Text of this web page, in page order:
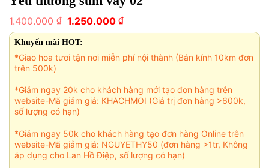
1.400.000₫ Giá
gốc
là:
1.400.000 ₫.
1.250.000 ₫Giá
hiện
1.250.000 ₫.
Khuyến mãi HOT:
*Giao hoa tươi tận nơi miễn phí nội thành (Bán kính 10km đơn
trên 500k)
*Giảm ngay 20k cho khách hàng mới tạo đơn hàng trên
website-Mã giảm giá: KHACHMOI (Giá trị đơn hàng >600k,
số lượng có hạn)
*Giảm ngay 50k cho khách hàng tạo đơn hàng Online trên
website-Mã giảm giá: NGUYETHY50 (đơn hàng >1tr, Không
áp dụng cho Lan Hồ Điệp, số lượng có hạn)